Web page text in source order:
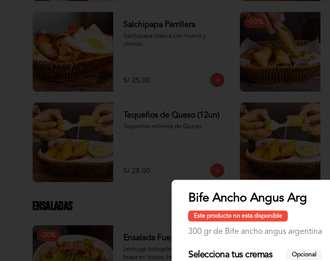
Salchipapa Parrillera
Salchipapa clásica con huevo y
chorizo
S/ 25.00
-50%
Tequeños de Queso (12un)
Tequeños rellenos de Queso
S/ 28.00
Ensaladas
-30% Ensalada Fuego Y Brasa
Lechuga hidropónica con pollo a la
brasa en trozos, tocino, queso
Bife Ancho Angus Arg
Este producto no esta disponible
300 gr de Bife ancho angus argentina
Selecciona tus cremas Opcional